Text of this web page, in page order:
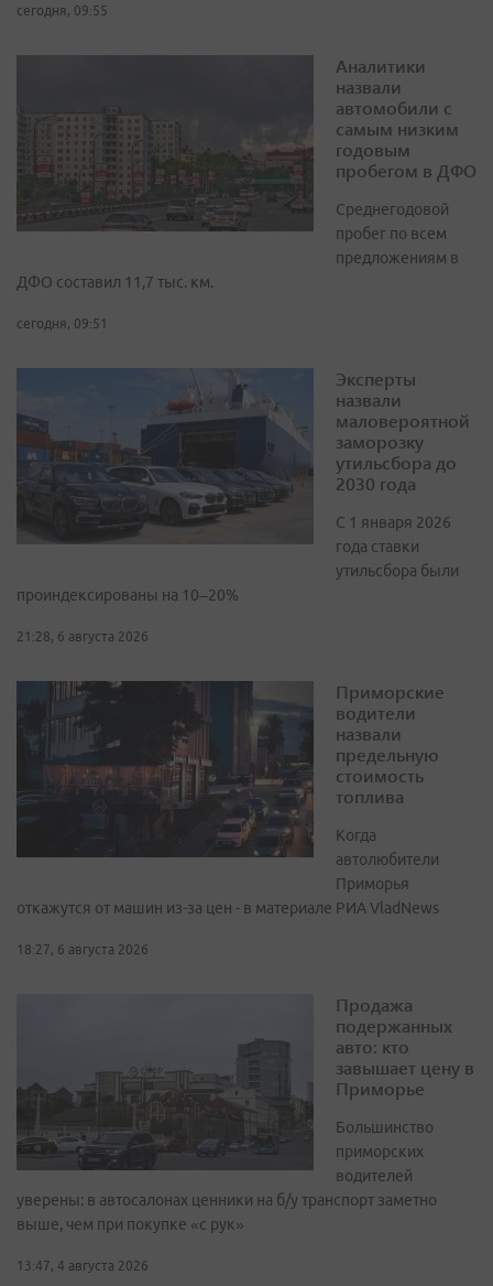
сегодня, 09:55
Аналитики
назвали
автомобили с
самым низким
годовым
пробегом в ДФО
Среднегодовой
пробег по всем
предложениям в
ДФО составил 11,7 тыс. км.
сегодня, 09:51
Эксперты
назвали
маловероятной
заморозку
утильсбора до
2030 года
С 1 января 2026
года ставки
утильсбора были
проиндексированы на 10–20%
21:28, 6 августа 2026
Приморские
водители
назвали
предельную
стоимость
топлива
Когда
автолюбители
Приморья
откажутся от машин из-за цен - в материале РИА VladNews
18:27, 6 августа 2026
Продажа
подержанных
авто: кто
завышает цену в
Приморье
Большинство
приморских
водителей
уверены: в автосалонах ценники на б/у транспорт заметно
выше, чем при покупке «с рук»
13:47, 4 августа 2026